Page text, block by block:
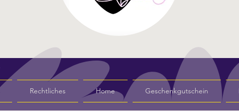
Rechtliches Home Geschenkgutschein